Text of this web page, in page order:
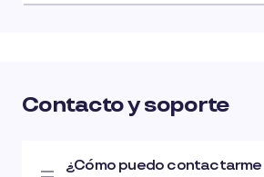
Contacto y soporte
¿Cómo puedo contactarme